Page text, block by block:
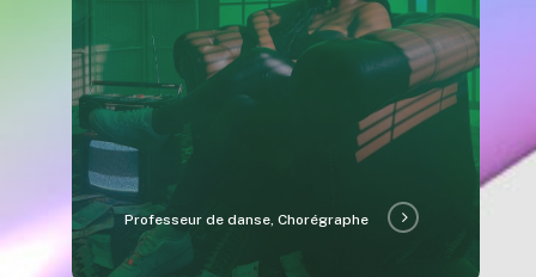
Professeur de danse, Chorégraphe